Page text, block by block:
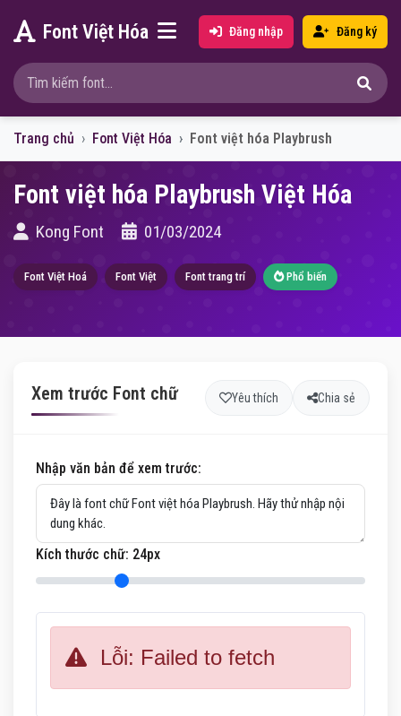
Font Việt Hóa Đăng nhập Đăng ký
Trang chủ Font Việt Hóa Font việt hóa Playbrush
Font việt hóa Playbrush Việt Hóa
Kong Font 01/03/2024
Font Việt Hoá Font Việt Font trang trí Phổ biến
Xem trước Font chữ Yêu thích Chia sẻ
Nhập văn bản để xem trước:
Kích thước chữ: 24px
Lỗi: Failed to fetch